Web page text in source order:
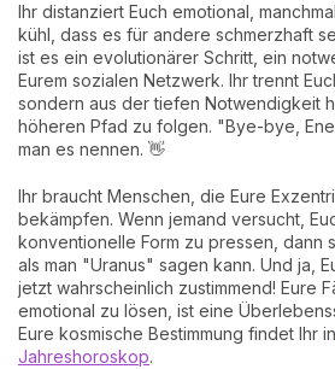
Ihr distanziert Euch emotional,
kühl, dass es für andere schmerzhaft
ist es ein evolutionärer Schritt, ein
Eurem sozialen Netzwerk. Ihr trennt
sondern aus der tiefen Notwendigkeit
höheren Pfad zu folgen. "Bye-bye,
man es nennen. 👋
Ihr braucht Menschen, die Eure
bekämpfen. Wenn jemand versucht,
konventionelle Form zu pressen, dann
als man "Uranus" sagen kann. Und ja,
jetzt wahrscheinlich zustimmend! Eure
emotional zu lösen, ist eine
Eure kosmische Bestimmung findet Ihr in
Jahreshoroskop.